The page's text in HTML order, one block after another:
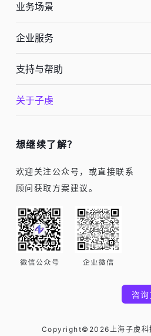
业务场景
企业服务
支持与帮助
关于子虔
想继续了解？
欢迎关注公众号，或直接联系
顾问获取方案建议。
咨
Copyright©2026上海子虔科